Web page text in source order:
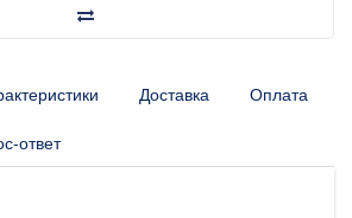
Доставка Оплата
ответ